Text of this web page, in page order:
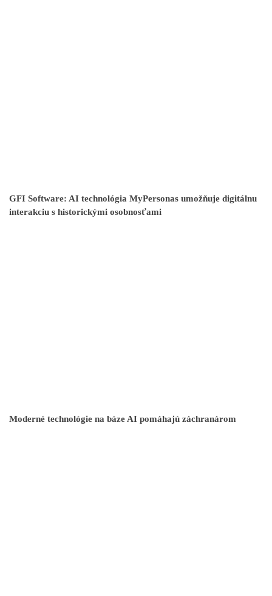
GFI Software: AI technológia MyPersonas umožňuje digitálnu
interakciu s historickými osobnosťami
Moderné technológie na báze AI pomáhajú záchranárom